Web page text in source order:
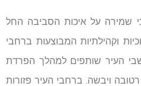
שמירה על איכות הסביבה החל
וקהילתיות המבוצעות ברחבי
העיר שותפים למהלך הפרדת
ויבשה. ברחבי העיר פזורות